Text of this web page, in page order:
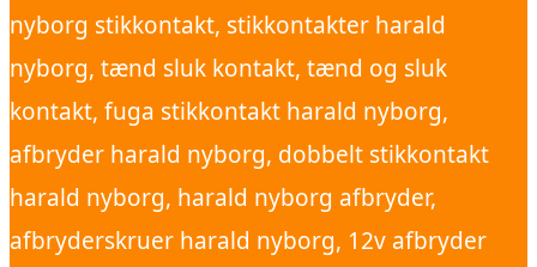
nyborg stikkontakt, stikkontakter harald
nyborg, tænd sluk kontakt, tænd og sluk
kontakt, fuga stikkontakt harald nyborg,
afbryder harald nyborg, dobbelt stikkontakt
harald nyborg, harald nyborg afbryder,
afbryderskruer harald nyborg, 12v afbryder